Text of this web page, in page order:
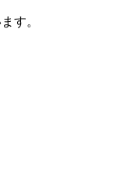
す。